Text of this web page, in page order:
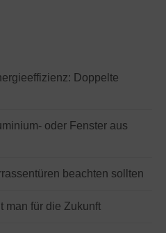
Doppelte
oder Fenster aus
beachten sollten
man für die Zukunft